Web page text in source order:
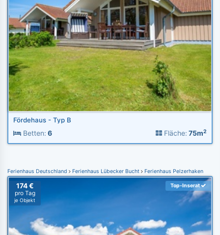
Fördehaus - Typ B
Betten: 6 Fläche: 75m2
Ferienhaus Deutschland Ferienhaus Lübecker Bucht Ferienhaus Pelzerhaken
174 €
pro Tag
je Objekt
Top-Inserat